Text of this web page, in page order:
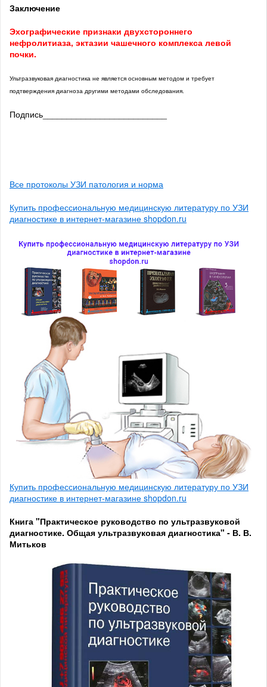
Заключение
Эхографические признаки двухстороннего
нефролитиаза, эктазии чашечного комплекса левой
почки.
Ультразвуковая диагностика не является основным методом и требует
подтверждения диагноза другими методами обследования.
Подпись__________________________
Все протоколы УЗИ патология и норма
Купить профессиональную медицинскую литературу по УЗИ
диагностике в интернет-магазине shopdon.ru
Купить профессиональную медицинскую литературу по УЗИ
диагностике в интернет-магазине shopdon.ru
Книга "Практическое руководство по ультразвуковой
диагностике. Общая ультразвуковая диагностика" - В. В.
Митьков